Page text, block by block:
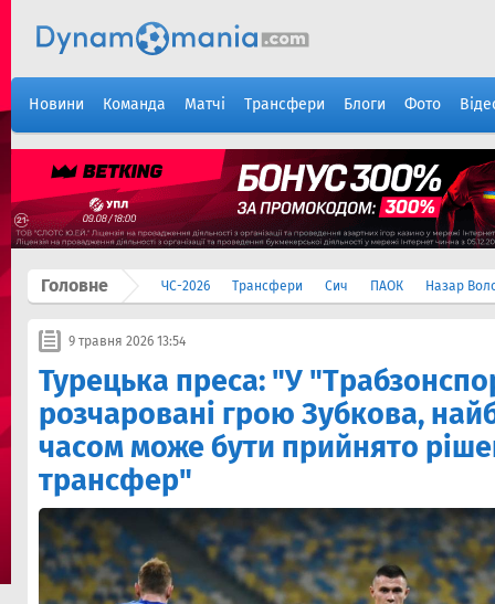
Новини Команда Матчі Трансфери Блоги Фото
Головне ЧС-2026 Трансфери Сич ПАОК Назар
9 травня 2026 13:54
Турецька преса: "У
розчаровані грою Зубкова,
часом може бути прийнято
трансфер"